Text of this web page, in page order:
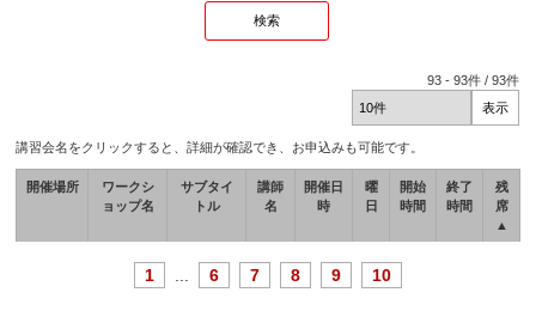
93 -93件 /93件
講習会名をクリックすると、詳細が確認でき、お申込みも可能です。
開催場所
ワークシ
ョップ名
サブタイ
トル
講師
名
開催日
時
曜
日
開始
時間
終了
時間
残
席
▲
1 6 7 8 9 10